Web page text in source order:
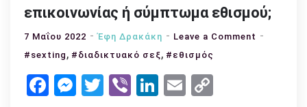
επικοινωνίας ή σύμπτωμα εθισμού;
7 Μαΐου 2022 Έφη Δρακάκη Leave a Comment on
#sexting , #διαδικτυακό σεξ, #εθισμός
Facebook
Messenger
Twitter
ViberLinkedIn
Email